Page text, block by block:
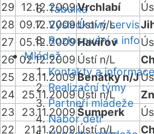
Tabulka
Výsledkový servis
Rozlosování a info
Mládež
Kontakty a informace
Realizační týmy
Partneři mládeže
Nábor dětí
29
12.12.2009Vrchlabí
28 09.12.2009Ústí n/L
27 05.12.2009Havířov
26 02.12.2009 Ústí n/L
25
28.11.2009Benátky n/J
24
25.11.2009Ústí n/L
23
23.11.2009Šumperk
22
21.11.2009Ústí n/L